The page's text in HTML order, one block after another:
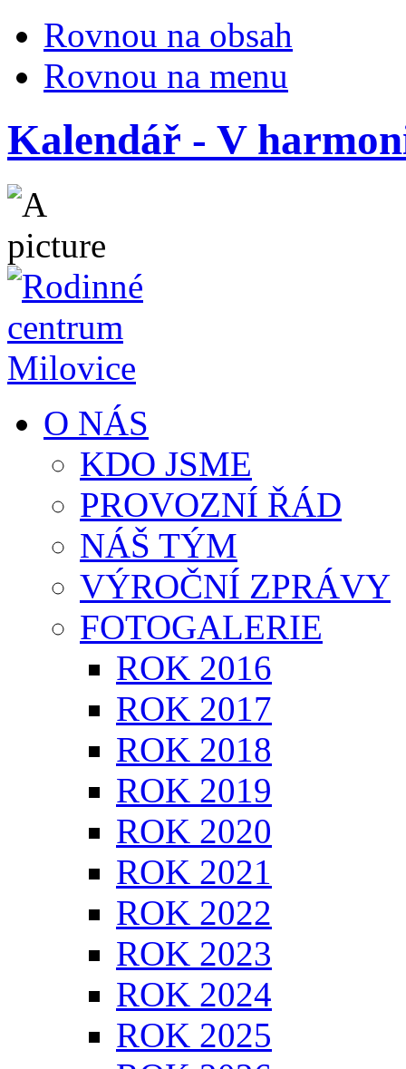
Rovnou na obsah
Rovnou na menu
Kalendář - V
O NÁS
KDO JSME
PROVOZNÍ ŘÁD
NÁŠ TÝM
VÝROČNÍ ZPRÁVY
FOTOGALERIE
ROK 2016
ROK 2017
ROK 2018
ROK 2019
ROK 2020
ROK 2021
ROK 2022
ROK 2023
ROK 2024
ROK 2025